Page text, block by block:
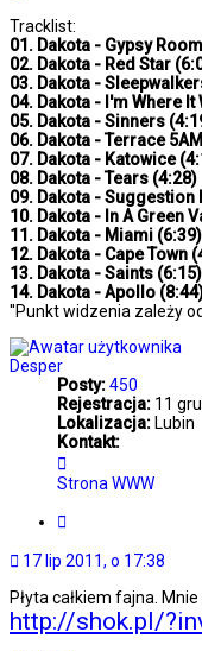
Tracklist:
01. Dakota - Gypsy
02. Dakota - Red Star
03. Dakota -
04. Dakota - I'm Where It
05. Dakota - Sinners
06. Dakota - Terrace
07. Dakota - Katowice
08. Dakota - Tears (4:28)
09. Dakota - Suggestion
10. Dakota - In A Green
11. Dakota - Miami (6:39)
12. Dakota - Cape Town
13. Dakota - Saints (6:15)
14. Dakota - Apollo
''Punkt widzenia zależy
Desper
Posty:450
Rejestracja: 11
Lokalizacja: Lubin
Kontakt:
się
Strona WWW
17 lip 2011, o 17:38
Płyta całkiem fajna.
http://shok.pl/